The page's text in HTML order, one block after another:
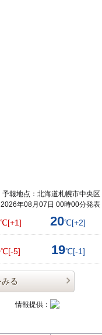
予報地点：北海道札幌市中央区
2026年08月07日 00時00分発表
℃[+1] 20℃[+2]
℃[-5] 19℃[-1]
る
情報提供：